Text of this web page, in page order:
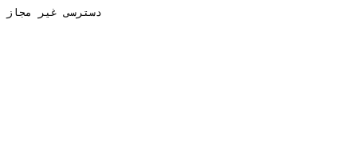
دسترسی غیر مجاز